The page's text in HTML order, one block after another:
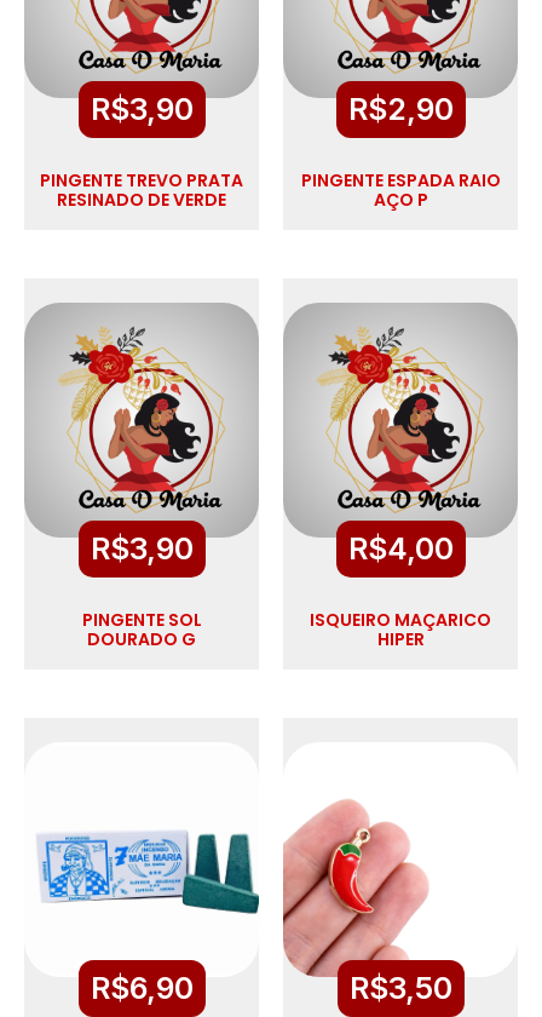
R$3,90
PINGENTE TREVO PRATA
RESINADO DE VERDE
R$2,90
PINGENTE ESPADA RAIO
AÇO P
R$3,90
PINGENTE SOL
DOURADO G
R$4,00
ISQUEIRO MAÇARICO
HIPER
R$6,90 R$3,50